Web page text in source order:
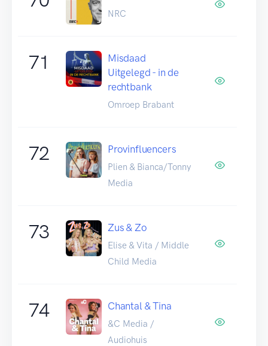
NRC
71
Misdaad
Uitgelegd - in de
rechtbank
Omroep Brabant
72 Provinfluencers
Plien & Bianca/Tonny
Media
73 Zus & Zo
Elise & Vita / Middle
Child Media
74 Chantal & Tina
&C Media /
Audiohuis